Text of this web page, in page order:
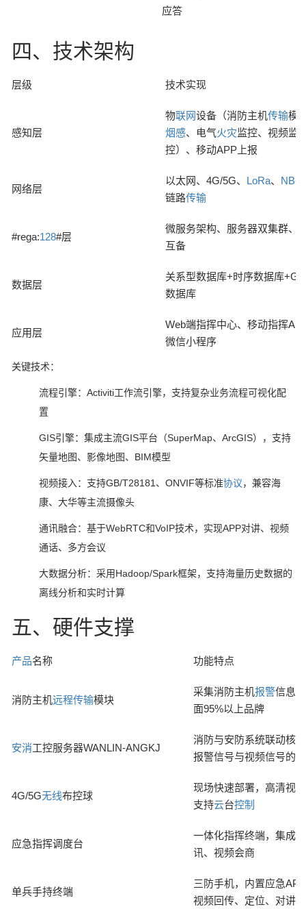
应答
四、技术架构
层级 技术实现
感知层
物联网设备（消防主机传输模
烟感、电气火灾监控、视频监
控）、移动APP上报
网络层
以太网、4G/5G、 LoRa、 NB-
链路传输
#rega:128#层
微服务架构、服务器双集群、
互备
数据层
关系型数据库+时序数据库
数据库
应用层
Web端指挥中心、移动指挥
微信小程序
关键技术：
流程引擎：Activiti工作流引擎，支持复杂业务流程可视化配
置
GIS引擎：集成主流GIS平台（SuperMap、ArcGIS），支持
矢量地图、影像地图、BIM模型
视频接入：支持GB/T28181、ONVIF等标准协议，兼容海
康、大华等主流摄像头
通讯融合：基于WebRTC和VoIP技术，实现APP对讲、视频
通话、多方会议
大数据分析：采用Hadoop/Spark框架，支持海量历史数据的
离线分析和实时计算
五、硬件支撑
产品名称 功能特点
消防主机远程传输模块
采集消防主机报警信息
面95%以上品牌
安消工控服务器WANLIN-ANGKJ
消防与安防系统联动核
报警信号与视频信号的
4G/5G无线布控球
现场快速部署，高清视
支持云台控制
应急指挥调度台
一体化指挥终端，集成
讯、视频会商
单兵手持终端
三防手机，内置应急
视频回传、定位、对讲